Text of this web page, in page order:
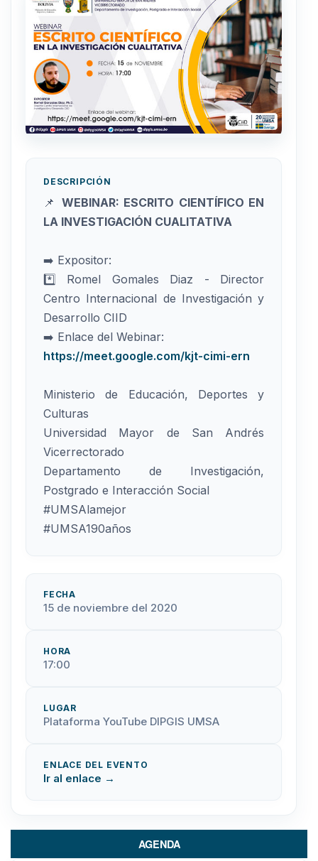
DESCRIPCIÓN
📌 WEBINAR: ESCRITO CIENTÍFICO EN
LA INVESTIGACIÓN CUALITATIVA
➡️ Expositor:
*️⃣ Romel Gomales Diaz - Director
Centro Internacional de Investigación y
Desarrollo CIID
➡️ Enlace del Webinar:
https://meet.google.com/kjt-cimi-ern
Ministerio de Educación, Deportes y
Culturas
Universidad Mayor de San Andrés
Vicerrectorado
Departamento de Investigación,
Postgrado e Interacción Social
#UMSAlamejor
#UMSA190años
FECHA
15 de noviembre del 2020
HORA
17:00
LUGAR
Plataforma YouTube DIPGIS UMSA
ENLACE DEL EVENTO
Ir al enlace →
AGENDA